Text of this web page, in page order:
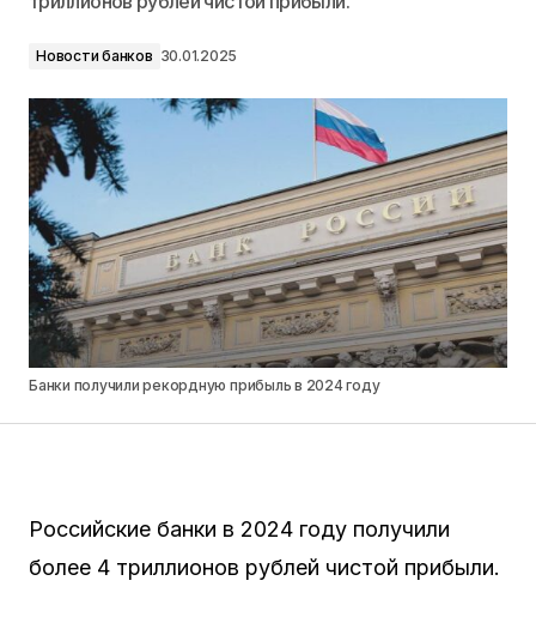
Новости банков 30.01.2025
Банки получили рекордную прибыль в 2024 году
Российские банки в 2024 году получили
более 4 триллионов рублей чистой прибыли.